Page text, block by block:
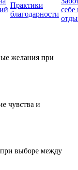
Практики
благодарности
себе
желания при
чувства и
при выборе между